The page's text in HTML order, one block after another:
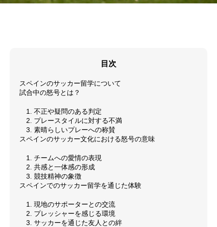
目次
スペインのサッカー留学について
試合中の怒号とは？
1. 不正や疑問のある判定
2. プレースタイルに対する不満
3. 素晴らしいプレーへの称賛
スペインのサッカー文化における怒号の意味
1. チームへの愛情の表現
2. 共感と一体感の形成
3. 競技精神の象徴
スペインでのサッカー留学を通じた体験
1. 現地のサポーターとの交流
2. プレッシャーを感じる環境
3. サッカーを通じた友人との絆